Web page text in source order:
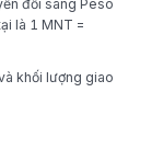
đổi sang Peso
là 1 MNT =
khối lượng giao